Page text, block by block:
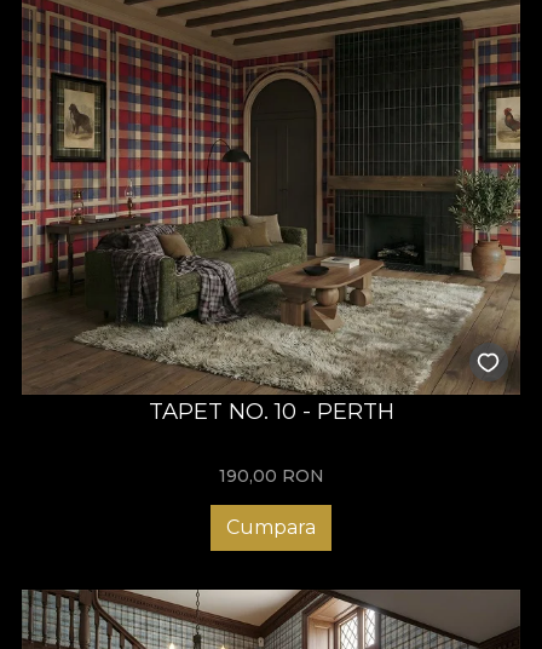
TAPET NO. 10 - PERTH
190,00 RON
Cumpara